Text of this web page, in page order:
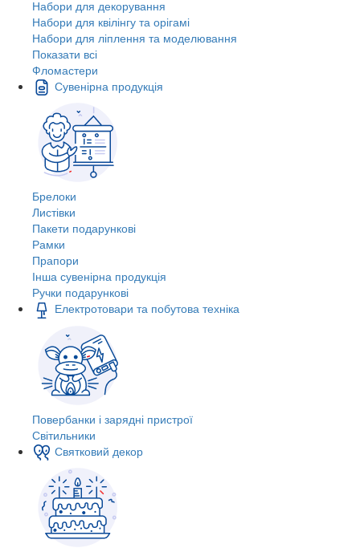
Набори для декорування
Набори для квілінгу та орігамі
Набори для ліплення та моделювання
Показати всі
Фломастери
Сувенірна продукція
Брелоки
Листівки
Пакети подарункові
Рамки
Прапори
Інша сувенірна продукція
Ручки подарункові
Електротовари та побутова техніка
Повербанки і зарядні пристрої
Світильники
Святковий декор